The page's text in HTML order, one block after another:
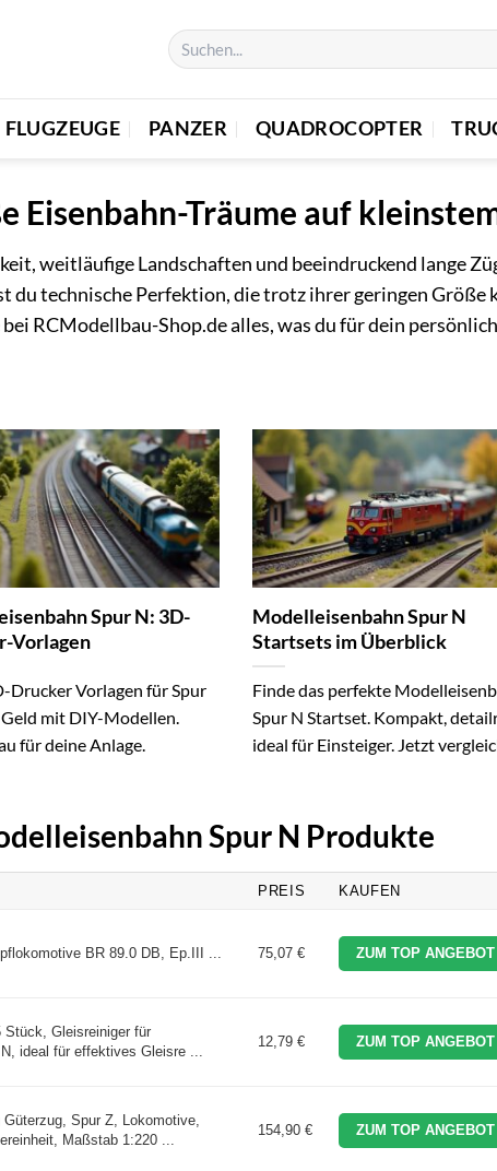
FLUGZEUGE PANZER QUADROCOPTER
Eisenbahn-Träume auf
weitläufige Landschaften und beeindruckend lange
du technische Perfektion, die trotz ihrer geringen Größe
RCModellbau-Shop.de alles, was du für dein
Spur N: 3D-
Vorlagen
Drucker Vorlagen für Spur
Geld mit DIY-Modellen.
für deine Anlage.
Modelleisenbahn Spur N
Startsets im Überblick
Finde das perfekte
Spur N Startset. Kompakt,
ideal für Einsteiger. Jetzt
Spur N Produkte
PREIS KAUFEN
BR 89.0 DB, Ep.III ... 75,07 € ZUM TOP
Stück, Gleisreiniger für
ideal für effektives Gleisre ...
12,79 € ZUM TOP
Spur Z, Lokomotive,
Maßstab 1:220 ...
154,90 € ZUM TOP